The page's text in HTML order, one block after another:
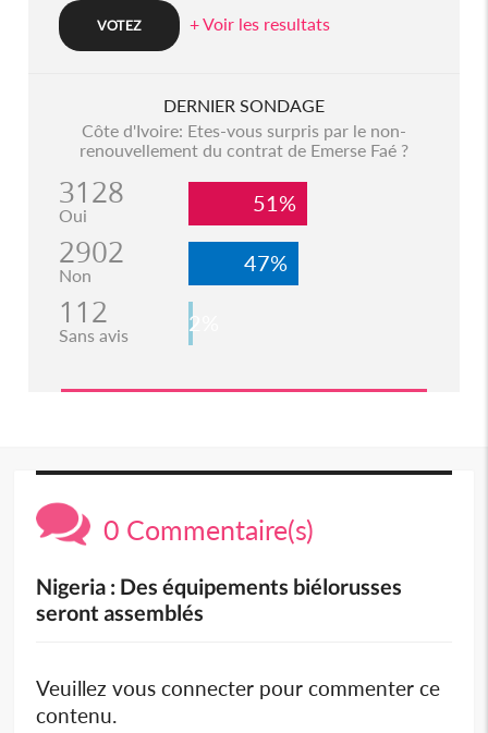
+ Voir les resultats
DERNIER SONDAGE
Côte d'Ivoire: Etes-vous surpris par le non-
renouvellement du contrat de Emerse Faé ?
3128
Oui 51%
2902
Non 47%
112
Sans avis 2%
0 Commentaire(s)
Nigeria : Des équipements biélorusses
seront assemblés
Veuillez vous connecter pour commenter ce
contenu.